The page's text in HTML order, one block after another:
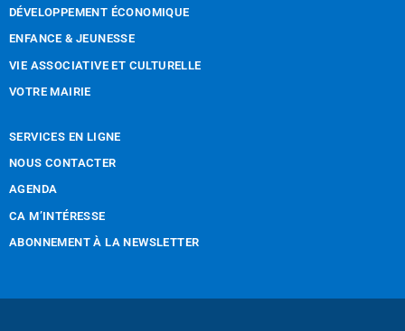
DÉVELOPPEMENT ÉCONOMIQUE
ENFANCE & JEUNESSE
VIE ASSOCIATIVE ET CULTURELLE
VOTRE MAIRIE
SERVICES EN LIGNE
NOUS CONTACTER
AGENDA
CA M’INTÉRESSE
ABONNEMENT À LA NEWSLETTER